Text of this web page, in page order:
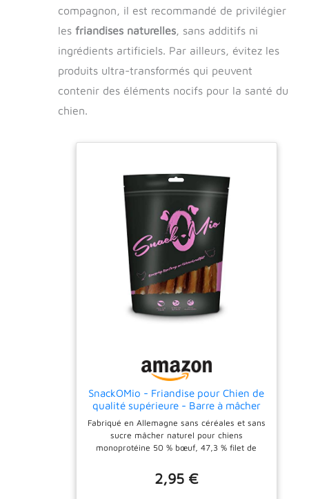
compagnon, il est recommandé de privilégier
les friandises naturelles, sans additifs ni
ingrédients artificiels. Par ailleurs, évitez les
produits ultra-transformés qui peuvent
contenir des éléments nocifs pour la santé du
chien.
SnackOMio - Friandise pour Chien de
qualité supérieure - Barre à mâcher
croustillante au Blanc de Poulet, sans
céréales, 1 Paquet (1 x 70g)
Fabriqué en Allemagne sans céréales et sans
sucre mâcher naturel pour chiens
monoprotéine 50 % bœuf, 47,3 % filet de
terre
2,95 €